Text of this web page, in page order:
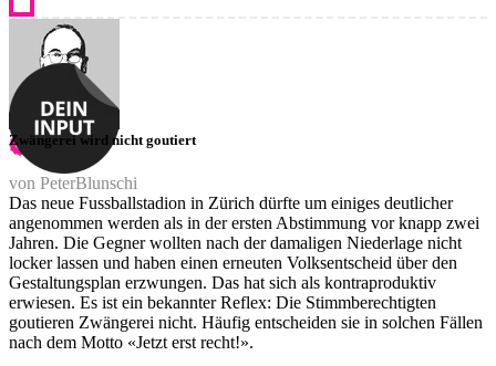
Zwängerei wird nicht goutiert
von PeterBlunschi
Das neue Fussballstadion in Zürich dürfte um einiges deutlicher
angenommen werden als in der ersten Abstimmung vor knapp zwei
Jahren. Die Gegner wollten nach der damaligen Niederlage nicht
locker lassen und haben einen erneuten Volksentscheid über den
Gestaltungsplan erzwungen. Das hat sich als kontraproduktiv
erwiesen. Es ist ein bekannter Reflex: Die Stimmberechtigten
goutieren Zwängerei nicht. Häufig entscheiden sie in solchen Fällen
nach dem Motto «Jetzt erst recht!».